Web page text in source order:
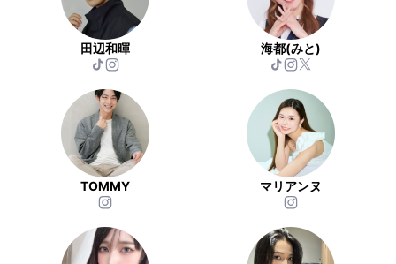
田辺和暉 海都(みと)
TOMMY マリアンヌ